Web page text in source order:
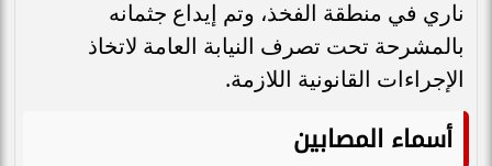
ناري في منطقة الفخذ، وتم إيداع جثمانه
بالمشرحة تحت تصرف النيابة العامة لاتخاذ
الإجراءات القانونية اللازمة.
أسماء المصابين